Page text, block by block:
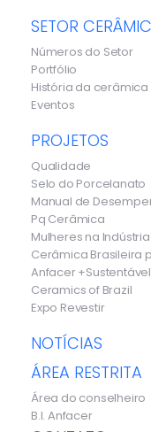
SETOR
Números do Setor
Portfólio
História da cerâmica
Eventos
PROJETOS
Qualidade
Selo do Porcelanato
Manual de
Pq Cerâmica
Mulheres na
Cerâmica Brasileira
Anfacer +Sustentável
Ceramics of Brazil
Expo Revestir
NOTÍCIAS
ÁREA RESTRITA
Área do conselheiro
B.I. Anfacer